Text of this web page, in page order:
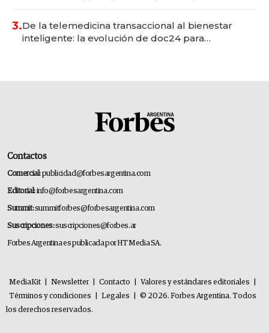
3.De la telemedicina transaccional al bienestar
inteligente: la evolución de doc24 para
Contactos
Comercial:publicidad@forbesargentina.com
Editorial:info@forbesargentina.com
Summit:summitforbes@forbesargentina.com
Suscripciones:suscripciones@forbes.ar
Forbes Argentina es publicada por HT Media SA.
MediaKit Newsletter Contacto Valores y estándares editoriales
Términos y condiciones
Legales
© 2026. Forbes Argentina. Todos
los derechos reservados.